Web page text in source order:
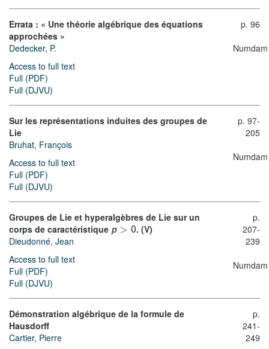
Errata : « Une théorie algébrique des équations
approchées »
Dedecker, P.
Access to full text
Full (PDF)
Full (DJVU)
p. 96
Numdam
Sur les représentations induites des groupes de
Lie
Bruhat, François
Access to full text
Full (PDF)
Full (DJVU)
p. 97-
205
Numdam
Groupes de Lie et hyperalgèbres de Lie sur un
corps de caractéristique p > 0. (V)
Dieudonné, Jean
Access to full text
Full (PDF)
Full (DJVU)
p.
207-
239
Numdam
Démonstration algébrique de la formule de
Hausdorff
Cartier, Pierre
p.
241-
249